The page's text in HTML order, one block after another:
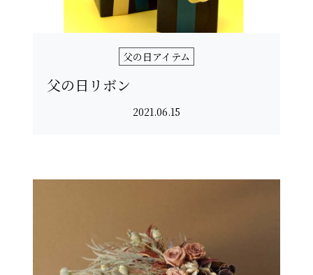
父の日アイテム
父の日リボン
2021.06.15